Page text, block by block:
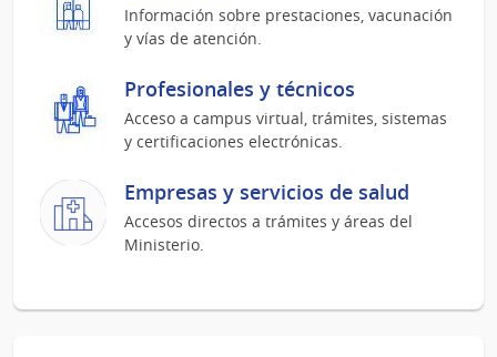
Información sobre prestaciones, vacunación
y vías de atención.
Profesionales y técnicos
Acceso a campus virtual, trámites, sistemas
y certificaciones electrónicas.
Empresas y servicios de salud
Accesos directos a trámites y áreas del
Ministerio.